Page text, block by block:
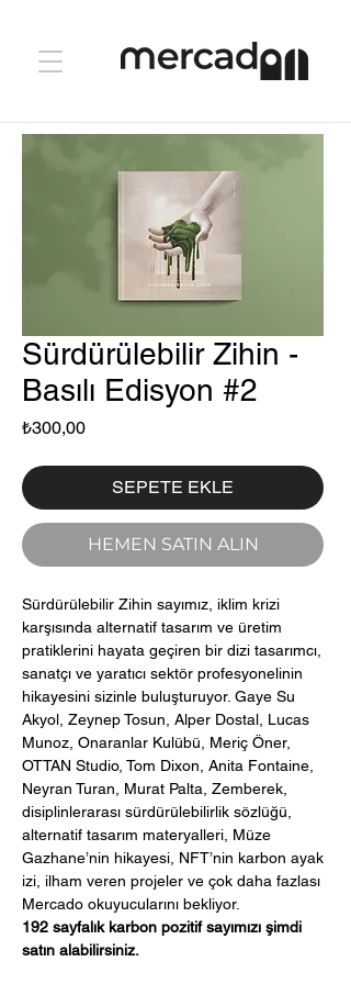
Sürdürülebilir Zihin -
Basılı Edisyon #2
₺300,00Fiyat
SEPETE EKLE
HEMEN SATIN ALIN
Sürdürülebilir Zihin sayımız, iklim krizi
karşısında alternatif tasarım ve üretim
pratiklerini hayata geçiren bir dizi tasarımcı,
sanatçı ve yaratıcı sektör profesyonelinin
hikayesini sizinle buluşturuyor. Gaye Su
Akyol, Zeynep Tosun, Alper Dostal, Lucas
Munoz, Onaranlar Kulübü, Meriç Öner,
OTTAN Studio, Tom Dixon, Anita Fontaine,
Neyran Turan, Murat Palta, Zemberek,
disiplinlerarası sürdürülebilirlik sözlüğü,
alternatif tasarım materyalleri, Müze
Gazhane’nin hikayesi, NFT’nin karbon ayak
izi, ilham veren projeler ve çok daha fazlası
Mercado okuyucularını bekliyor.
192 sayfalık karbon pozitif sayımızı şimdi
satın alabilirsiniz.